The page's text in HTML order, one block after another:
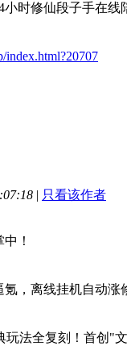
小时修仙段子手在
index.html?20707
| 只看该作者
！
，离线挂机自动
法全复刻！首创"